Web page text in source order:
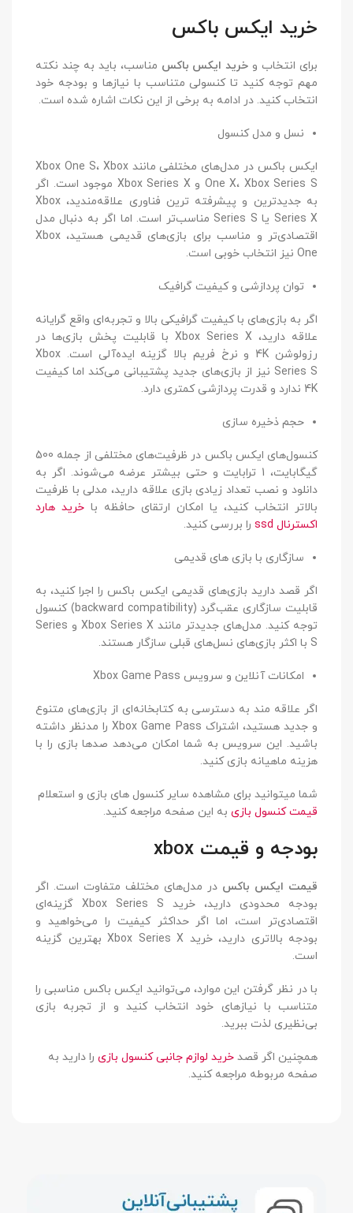
خرید ایکس باکس
برای انتخاب و خرید ایکس باکس مناسب، باید به چند نکته
مهم توجه کنید تا کنسولی متناسب با نیازها و بودجه خود
انتخاب کنید. در ادامه به برخی از این نکات اشاره شده است.
نسل و مدل کنسول
ایکس باکس در مدل‌های مختلفی مانند Xbox One S، Xbox
One X، Xbox Series S و Xbox Series X موجود است. اگر
به جدیدترین و پیشرفته‌ ترین فناوری علاقه‌مندید، Xbox
Series X یا Series S مناسب‌تر است. اما اگر به دنبال مدل
اقتصادی‌تر و مناسب برای بازی‌های قدیمی هستید، Xbox
One نیز انتخاب خوبی است.
توان پردازشی و کیفیت گرافیک
اگر به بازی‌های با کیفیت گرافیکی بالا و تجربه‌ای واقع‌ گرایانه
علاقه دارید، Xbox Series X با قابلیت پخش بازی‌ها در
رزولوشن 4K و نرخ فریم بالا گزینه ایده‌آلی است. Xbox
Series S نیز از بازی‌های جدید پشتیبانی می‌کند اما کیفیت
4K ندارد و قدرت پردازشی کمتری دارد.
حجم ذخیره‌ سازی
کنسول‌های ایکس باکس در ظرفیت‌های مختلفی از جمله 500
گیگابایت، 1 ترابایت و حتی بیشتر عرضه می‌شوند. اگر به
دانلود و نصب تعداد زیادی بازی علاقه دارید، مدلی با ظرفیت
بالاتر انتخاب کنید، یا امکان ارتقای حافظه با خرید هارد
اکسترنال ssd
را بررسی کنید.
سازگاری با بازی‌ های قدیمی
اگر قصد دارید بازی‌های قدیمی ایکس باکس را اجرا کنید، به
قابلیت سازگاری عقب‌گرد (backward compatibility) کنسول
توجه کنید. مدل‌های جدیدتر مانند Xbox Series X و Series
S با اکثر بازی‌های نسل‌های قبلی سازگار هستند.
امکانات آنلاین و سرویس Xbox Game Pass
اگر علاقه‌ مند به دسترسی به کتابخانه‌ای از بازی‌های متنوع
و جدید هستید، اشتراک Xbox Game Pass را مدنظر داشته
باشید. این سرویس به شما امکان می‌دهد صدها بازی را با
هزینه ماهیانه بازی کنید.
شما میتوانید برای مشاهده سایر کنسول های بازی و استعلام
قیمت کنسول بازی به این صفحه مراجعه کنید.
بودجه و قیمت xbox
قیمت ایکس باکس در مدل‌های مختلف متفاوت است. اگر
بودجه محدودی دارید، خرید Xbox Series S گزینه‌ای
اقتصادی‌تر است، اما اگر حداکثر کیفیت را می‌خواهید و
بودجه بالاتری دارید، خرید Xbox Series X بهترین گزینه
است.
با در نظر گرفتن این موارد، می‌توانید ایکس باکس مناسبی را
متناسب با نیازهای خود انتخاب کنید و از تجربه بازی
بی‌نظیری لذت ببرید.
همچنین اگر قصد خرید لوازم جانبی کنسول بازی را دارید به
صفحه مربوطه مراجعه کنید.